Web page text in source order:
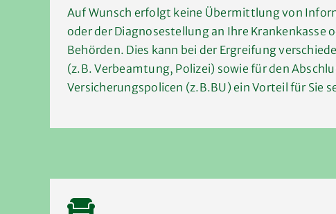
Auf Wunsch erfolgt keine Übermittlung von
oder der Diagnosestellung an Ihre Krankenkasse
Behörden. Dies kann bei der Ergreifung
(z.B. Verbeamtung, Polizei) sowie für den
Versicherungspolicen (z.B.BU) ein Vorteil für Sie